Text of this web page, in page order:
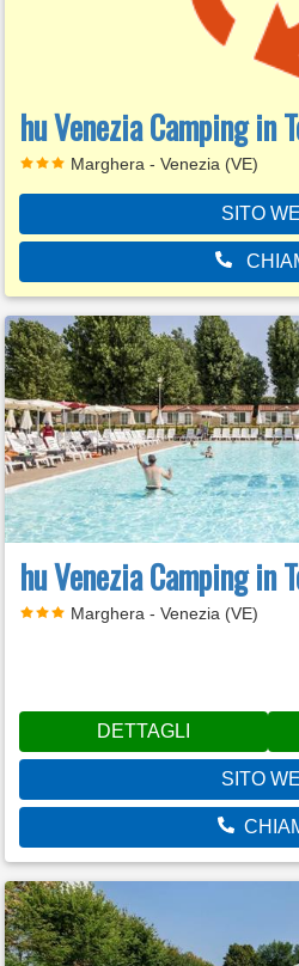
hu Venezia Camping in
Marghera - Venezia (VE)
SITO
hu Venezia Camping in
Marghera - Venezia (VE)
DETTAGLI
SITO